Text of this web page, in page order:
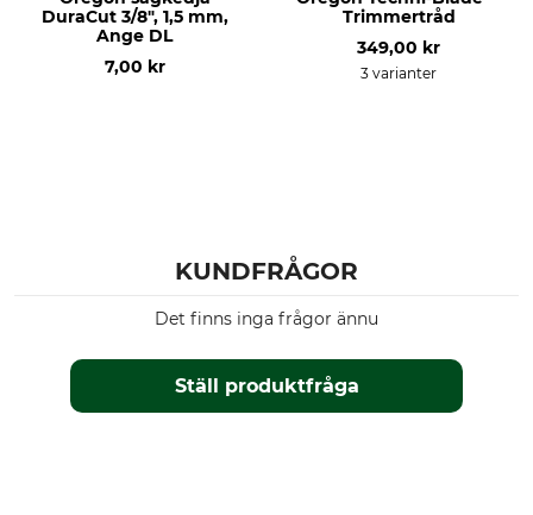
10 °
Rundfil 2:a hälften
Skärpningsvinkel
DuraCut 3/8", 1,5 mm,
Ange DL
7,00 kr
Trimmertråd
349,00 kr
3 varianter
KUNDFRÅGOR
Ställ produktfråga
Det finns inga frågor ännu